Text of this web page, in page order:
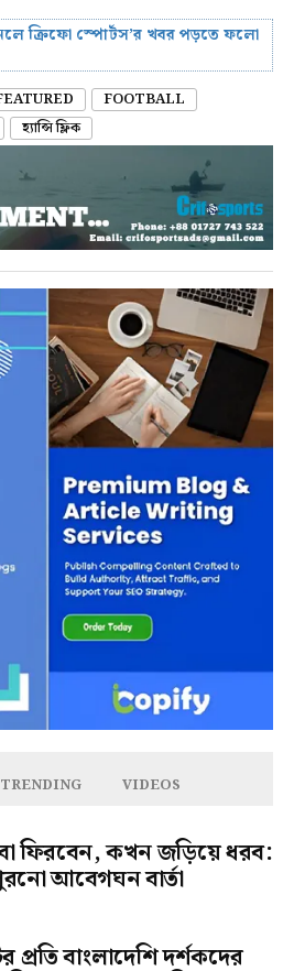
ক্রিফো স্পোর্টস’র খবর পড়তে ফলো
FOOTBALL
হ্যান্সি ফ্লিক
TRENDING VIDEOS
ফিরবেন, কখন জড়িয়ে ধরব:
আবেগঘন বার্তা
প্রতি বাংলাদেশি দর্শকদের